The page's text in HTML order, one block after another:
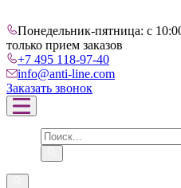
Понедельник-пятница: с
только прием заказов
+7 495 118-97-40
info@anti-line.com
Заказать звонок